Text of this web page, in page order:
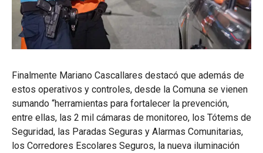
Finalmente Mariano Cascallares destacó que además de
estos operativos y controles, desde la Comuna se vienen
sumando “herramientas para fortalecer la prevención,
entre ellas, las 2 mil cámaras de monitoreo, los Tótems de
Seguridad, las Paradas Seguras y Alarmas Comunitarias,
los Corredores Escolares Seguros, la nueva iluminación